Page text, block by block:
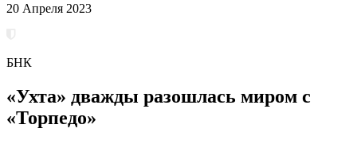
20 Апреля 2023
БНК
«Ухта» дважды разошлась миром с
«Торпедо»